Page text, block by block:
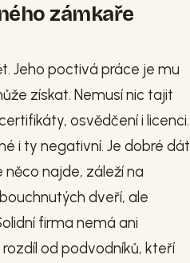
zámkaře
Jeho poctivá práce je mu
získat. Nemusí nic tajit
osvědčení i licenci.
i ty negativní. Je dobré dát
něco najde, záleží na
dveří, ale
firma nemá ani
od podvodníků, kteří